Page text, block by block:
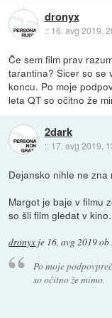
dronyx
:: 16. avg 2019,
Če sem film prav
tarantina? Sicer so se
koncu. Po moje
leta QT so očitno že
2dark
:: 17. avg 2019,
Dejansko nihle ne
Margot je baje v filmu
so šli film gledat v
dronyx je 16. avg 2019
Po moje
so očitno že mimo.